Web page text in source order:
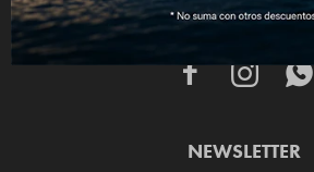
CONECTATE
  
NEWSLETTER